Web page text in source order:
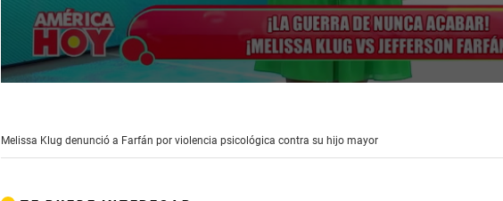
minutes,
40
Melissa Klug denunció a Farfán por violencia psicológica contra su hijo mayor